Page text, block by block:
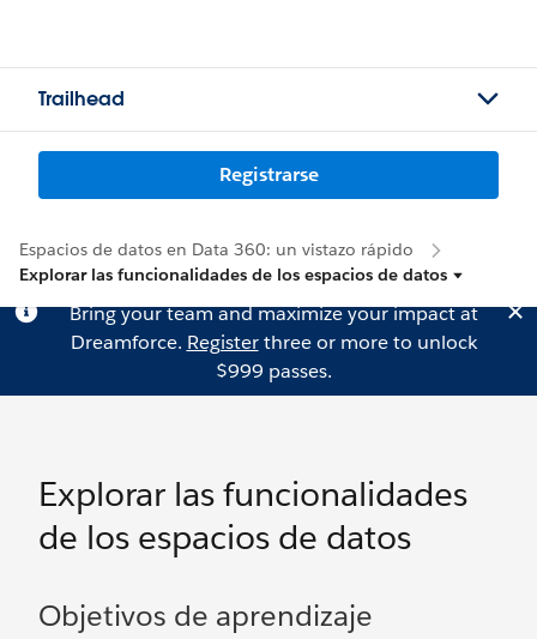
Trailhead
Registrarse
Espacios de datos en Data 360: un vistazo rápido
Explorar las funcionalidades de los espacios de datos
Bring your team and maximize your impact at
Dreamforce. Registerthree or more to unlock
$999 passes.
Explorar las funcionalidades
de los espacios de datos
Objetivos de aprendizaje